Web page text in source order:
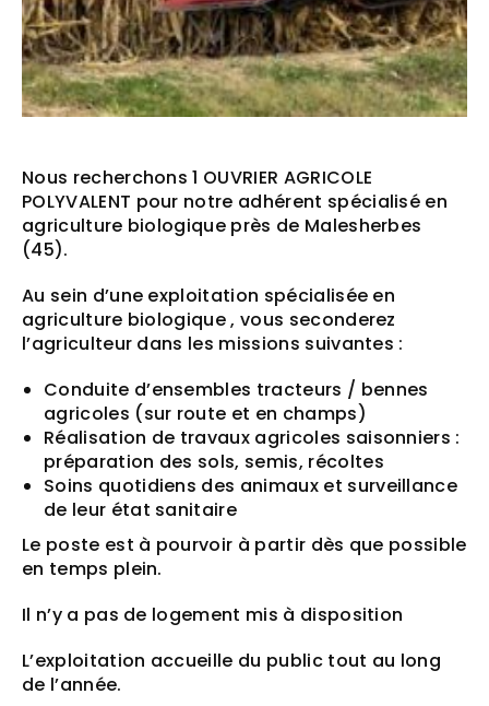
Nous recherchons 1 OUVRIER AGRICOLE
POLYVALENT pour notre adhérent spécialisé en
agriculture biologique près de Malesherbes
(45).
Au sein d’une exploitation spécialisée en
agriculture biologique , vous seconderez
l’agriculteur dans les missions suivantes :
Conduite d’ensembles tracteurs / bennes
agricoles (sur route et en champs)
Réalisation de travaux agricoles saisonniers :
préparation des sols, semis, récoltes
Soins quotidiens des animaux et surveillance
de leur état sanitaire
Le poste est à pourvoir à partir dès que possible
en temps plein.
Il n’y a pas de logement mis à disposition
L’exploitation accueille du public tout au long
de l’année.